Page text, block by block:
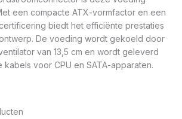
een compacte ATX-vormfactor en een
biedt het efficiënte prestaties
De voeding wordt gekoeld door
van 13,5 cm en wordt geleverd
voor CPU en SATA-apparaten.